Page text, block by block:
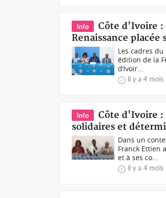
Info
Côte d'Ivoire :
Renaissance
Les cadres
édition de la
d’Ivoir...
il y a 4 mois
Info
Côte d'Ivoire :
solidaires et
Dans un
Franck Ettien
et à ses co...
il y a 4 mois